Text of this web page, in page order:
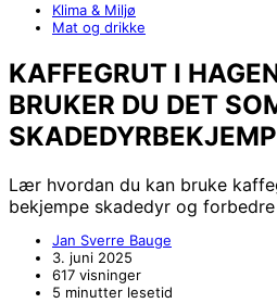
Klima & Miljø
Mat og drikke
KAFFEGRUT I
BRUKER DU DET
Lær hvordan du kan bruke
bekjempe skadedyr og
Jan Sverre Bauge
3. juni 2025
617 visninger
5 minutter lesetid